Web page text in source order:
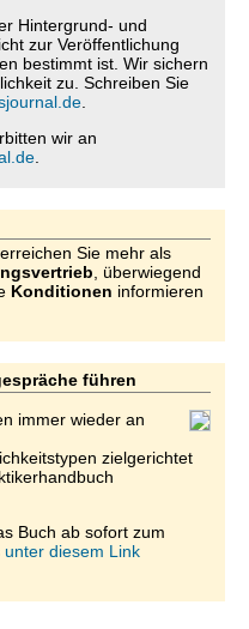
Hintergrund- und
zur Veröffentlichung
bestimmt ist. Wir sichern
zu. Schreiben Sie
wir an
erreichen Sie mehr als
, überwiegend
Konditionen informieren
führen
immer wieder an
zielgerichtet
Buch ab sofort zum
unter diesem Link